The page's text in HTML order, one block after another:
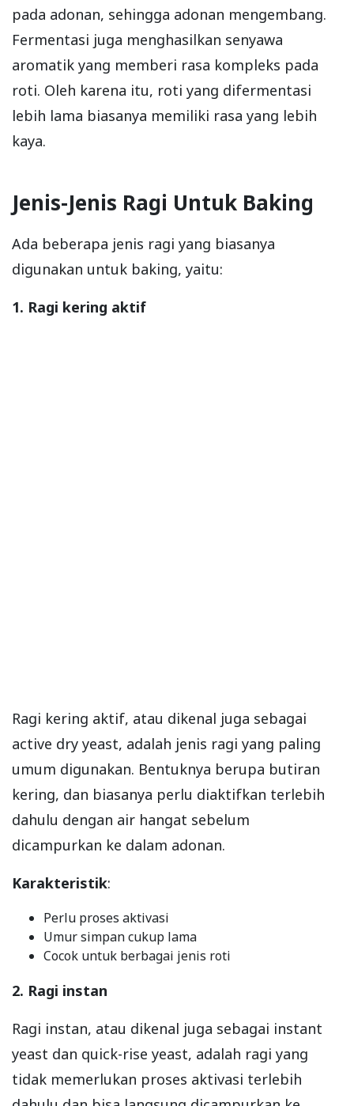
pada adonan, sehingga adonan mengembang.
Fermentasi juga menghasilkan senyawa
aromatik yang memberi rasa kompleks pada
roti. Oleh karena itu, roti yang difermentasi
lebih lama biasanya memiliki rasa yang lebih
kaya.
Jenis-Jenis Ragi Untuk Baking
Ada beberapa jenis ragi yang biasanya
digunakan untuk baking, yaitu:
1. Ragi kering aktif
Ragi kering aktif, atau dikenal juga sebagai
active dry yeast, adalah jenis ragi yang paling
umum digunakan. Bentuknya berupa butiran
kering, dan biasanya perlu diaktifkan terlebih
dahulu dengan air hangat sebelum
dicampurkan ke dalam adonan.
Karakteristik:
Perlu proses aktivasi
Umur simpan cukup lama
Cocok untuk berbagai jenis roti
2. Ragi instan
Ragi instan, atau dikenal juga sebagai instant
yeast dan quick-rise yeast, adalah ragi yang
tidak memerlukan proses aktivasi terlebih